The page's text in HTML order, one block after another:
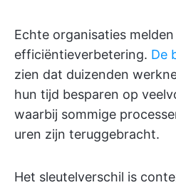
Echte organisaties
efficiëntieverbetering. De
zien dat duizenden
hun tijd besparen op
waarbij sommige
uren zijn teruggebracht.
Het sleutelverschil is